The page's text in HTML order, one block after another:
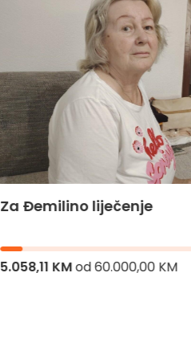
Za Đemilino liječenje
5.058,11 KMod60.000,00 KM